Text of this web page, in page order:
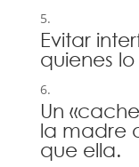
Evitar
quienes
Un
la madre
que ella.